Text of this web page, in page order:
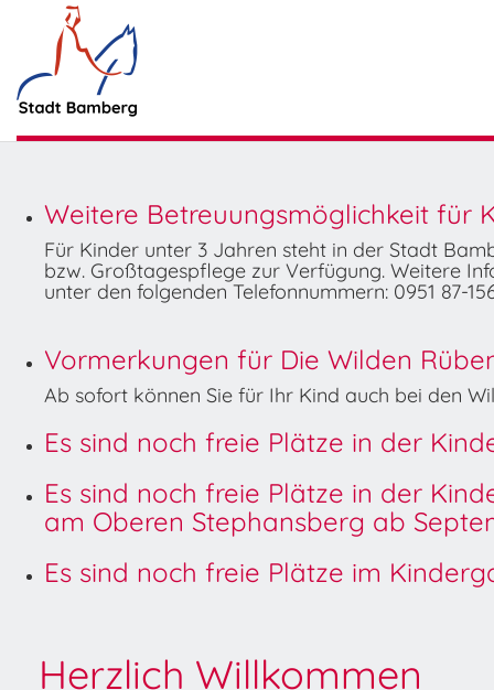
Weitere Betreuungsmöglichkeit für
Für Kinder unter 3 Jahren steht in der Stadt
bzw. Großtagespflege zur Verfügung. Weitere
unter den folgenden Telefonnummern: 0951 87-
Vormerkungen für Die Wilden
Ab sofort können Sie für Ihr Kind auch bei den
Es sind noch freie Plätze in der
Es sind noch freie Plätze in der
am Oberen Stephansberg ab
Es sind noch freie Plätze im
Herzlich Willkommen